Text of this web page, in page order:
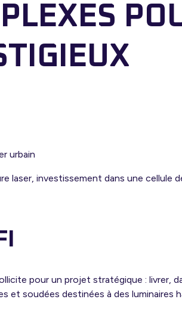
urbain
laser, investissement dans une cellule
pour un projet stratégique : livrer,
et soudées destinées à des luminaires